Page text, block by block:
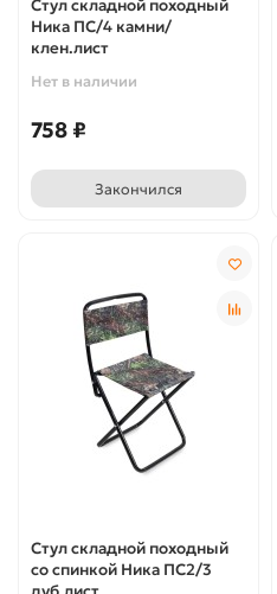
Стул складной походный
Ника ПС/4 камни/
клен.лист
Нет в наличии
758 ₽
Закончился
Стул складной походный
со спинкой Ника ПС2/3